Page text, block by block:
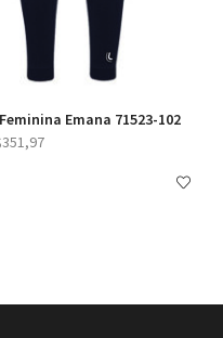
Emana 71523-102
351,97Current